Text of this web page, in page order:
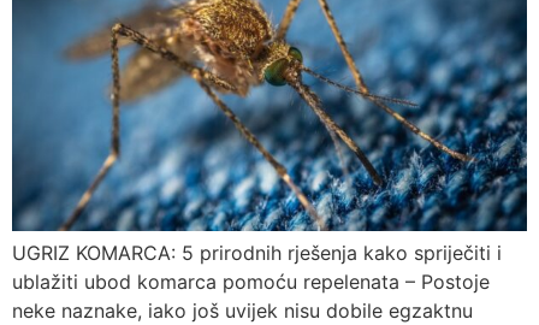
UGRIZ KOMARCA: 5 prirodnih rješenja kako spriječiti i
ublažiti ubod komarca pomoću repelenata – Postoje
neke naznake, iako još uvijek nisu dobile egzaktnu